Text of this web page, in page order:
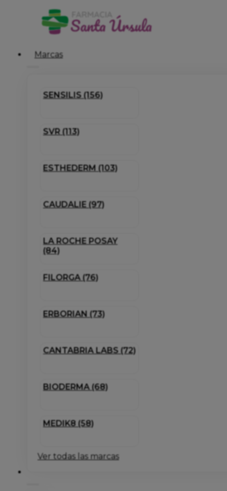
Marcas
SENSILIS (156)
SVR (113)
ESTHEDERM (103)
CAUDALIE (97)
LA ROCHE POSAY
(84)
FILORGA (76)
ERBORIAN (73)
CANTABRIA LABS (72)
BIODERMA (68)
MEDIK8 (58)
Ver todas las marcas